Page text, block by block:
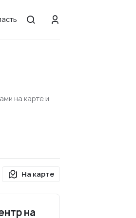
на карте и
На карте
на